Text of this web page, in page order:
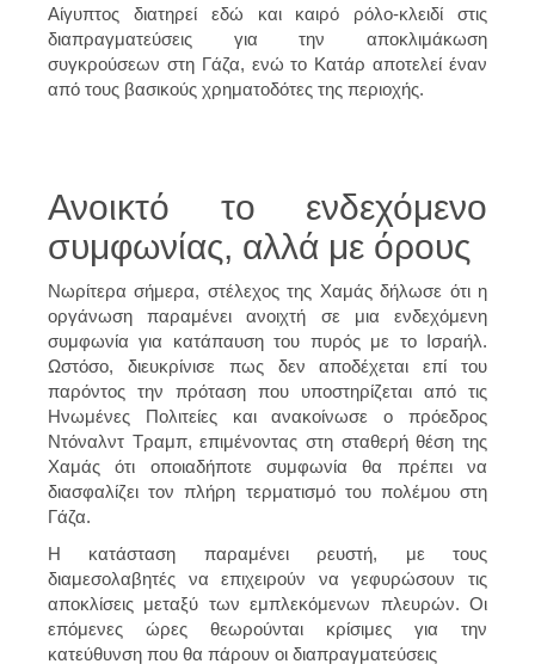
Αίγυπτος διατηρεί εδώ και καιρό ρόλο-κλειδί στις
διαπραγματεύσεις για την αποκλιμάκωση
συγκρούσεων στη Γάζα, ενώ το Κατάρ αποτελεί έναν
από τους βασικούς χρηματοδότες της περιοχής.
Ανοικτό το ενδεχόμενο
συμφωνίας, αλλά με όρους
Νωρίτερα σήμερα, στέλεχος της Χαμάς δήλωσε ότι η
οργάνωση παραμένει ανοιχτή σε μια ενδεχόμενη
συμφωνία για κατάπαυση του πυρός με το Ισραήλ.
Ωστόσο, διευκρίνισε πως δεν αποδέχεται επί του
παρόντος την πρόταση που υποστηρίζεται από τις
Ηνωμένες Πολιτείες και ανακοίνωσε ο πρόεδρος
Ντόναλντ Τραμπ, επιμένοντας στη σταθερή θέση της
Χαμάς ότι οποιαδήποτε συμφωνία θα πρέπει να
διασφαλίζει τον πλήρη τερματισμό του πολέμου στη
Γάζα.
Η κατάσταση παραμένει ρευστή, με τους
διαμεσολαβητές να επιχειρούν να γεφυρώσουν τις
αποκλίσεις μεταξύ των εμπλεκόμενων πλευρών. Οι
επόμενες ώρες θεωρούνται κρίσιμες για την
κατεύθυνση που θα πάρουν οι διαπραγματεύσεις